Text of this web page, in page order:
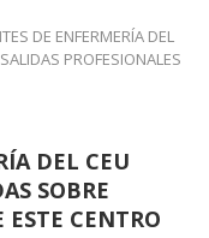
DE ENFERMERÍA DEL
PROFESIONALES
DEL CEU
SOBRE
ESTE CENTRO